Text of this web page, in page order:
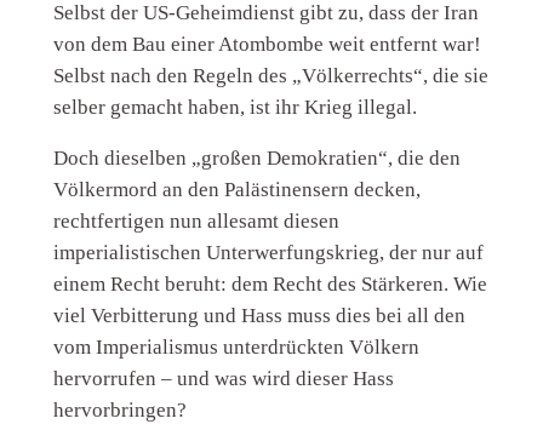
Selbst der US-Geheimdienst gibt zu, dass der Iran
von dem Bau einer Atombombe weit entfernt war!
Selbst nach den Regeln des „Völkerrechts“, die sie
selber gemacht haben, ist ihr Krieg illegal.
Doch dieselben „großen Demokratien“, die den
Völkermord an den Palästinensern decken,
rechtfertigen nun allesamt diesen
imperialistischen Unterwerfungskrieg, der nur auf
einem Recht beruht: dem Recht des Stärkeren. Wie
viel Verbitterung und Hass muss dies bei all den
vom Imperialismus unterdrückten Völkern
hervorrufen – und was wird dieser Hass
hervorbringen?